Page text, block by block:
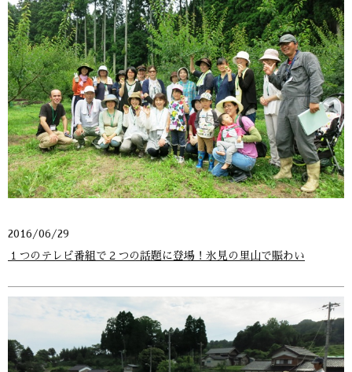
2016/06/29
１つのテレビ番組で２つの話題に登場！氷見の里山で賑わい